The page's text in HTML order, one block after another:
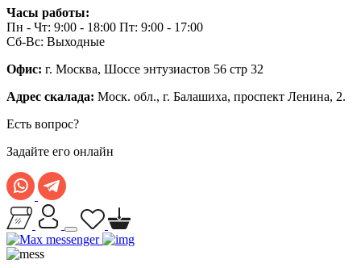
Часы работы:
Пн - Чт: 9:00 - 18:00 Пт: 9:00 - 17:00
Сб-Вс: Выходные
Офис: г. Москва, Шоссе энтузиастов 56 стр 32
Адрес скалада: Моск. обл., г. Балашиха, проспект Ленина, 2.
Есть вопрос?
Задайте его онлайн